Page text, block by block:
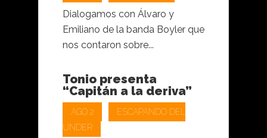
Dialogamos con Álvaro y
Emiliano de la banda Boyler que
nos contaron sobre...
Tonio presenta
“Capitán a la deriva”
AGO 2
ESCAPANDO DEL
UNDER